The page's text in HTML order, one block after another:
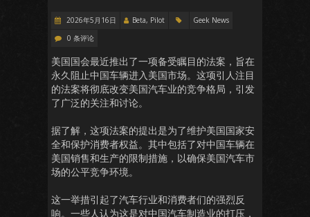
2026年5月16日 Beta, Pilot
Geek News
0 条评论
美国国会最近推出了一项备受瞩目的法案，旨在
永久阻止中国车辆进入美国市场。这项引人注目
的法案将彻底改变美国汽车业的竞争格局，引发
了广泛的关注和讨论。
据了解，这项法案的提出是为了维护美国国家安
全和保护消费者权益。其中包括了对中国车辆在
美国销售和生产的限制措施，以确保美国汽车市
场的公平竞争环境。
这一举措引起了汽车行业和消费者们的强烈反
响。一些人认为这是对中国汽车制造业的打压，